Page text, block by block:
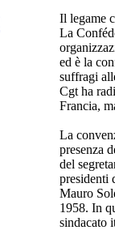
Il legame
La
ed è la
suffragi
Cgt ha
Francia,
La
presenza
del
presidenti
Mauro
1958. In
sindacato